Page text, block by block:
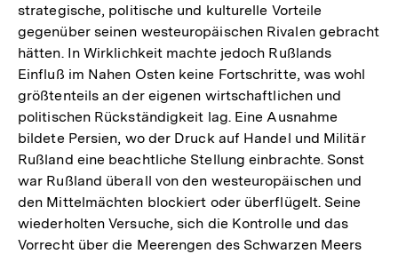
strategische, politische und kulturelle Vorteile
gegenüber seinen westeuropäischen Rivalen gebracht
hätten. In Wirklichkeit machte jedoch Rußlands
Einfluß im Nahen Osten keine Fortschritte, was wohl
größtenteils an der eigenen wirtschaftlichen und
politischen Rückständigkeit lag. Eine Ausnahme
bildete Persien, wo der Druck auf Handel und Militär
Rußland eine beachtliche Stellung einbrachte. Sonst
war Rußland überall von den westeuropäischen und
den Mittelmächten blockiert oder überflügelt. Seine
wiederholten Versuche, sich die Kontrolle und das
Vorrecht über die Meerengen des Schwarzen Meers